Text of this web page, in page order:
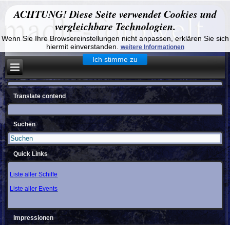
ACHTUNG! Diese Seite verwendet Cookies und
vergleichbare Technologien.
Wenn Sie Ihre Browsereinstellungen nicht anpassen, erklären Sie sich
hiermit einverstanden.
weitere Informationen
Ich stimme zu
Translate contend
Suchen
Quick Links
Liste aller Schiffe
Liste aller Events
Impressionen